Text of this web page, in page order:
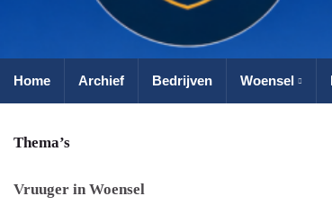
Home Archief Bedrijven Woensel
Thema’s
Vruuger in Woensel